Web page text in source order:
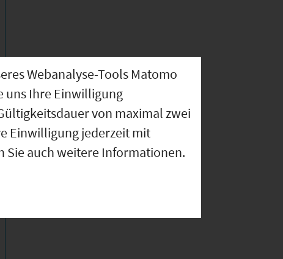
Webanalyse-Tools Matomo
uns Ihre Einwilligung
von maximal zwei
Einwilligung jederzeit mit
Sie auch weitere Informationen.